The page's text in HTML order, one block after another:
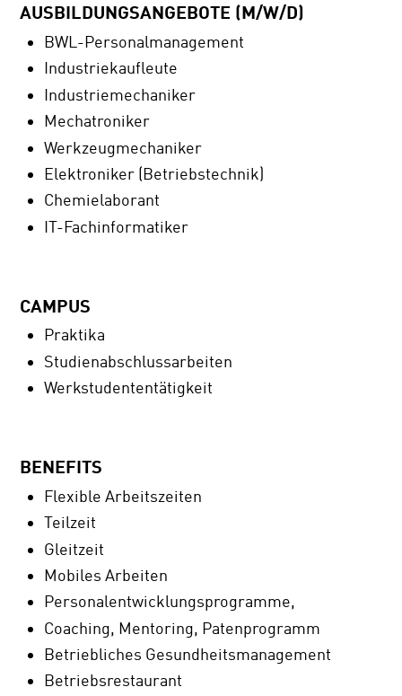
AUSBILDUNGSANGEBOTE (M/W/D)
BWL-Personalmanagement
Industriekaufleute
Industriemechaniker
Mechatroniker
Werkzeugmechaniker
Elektroniker (Betriebstechnik)
Chemielaborant
IT-Fachinformatiker
CAMPUS
Praktika
Studienabschlussarbeiten
Werkstudententätigkeit
BENEFITS
Flexible Arbeitszeiten
Teilzeit
Gleitzeit
Mobiles Arbeiten
Personalentwicklungsprogramme,
Coaching, Mentoring, Patenprogramm
Betriebliches Gesundheitsmanagement
Betriebsrestaurant